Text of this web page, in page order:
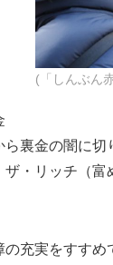
(「しんぶん
裏金の闇に
・リッチ（
充実をすすめ